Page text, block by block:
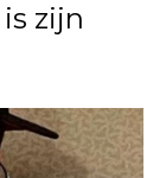
zijn